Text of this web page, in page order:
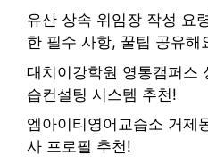
유산 상속 위임장 작성 요
한 필수 사항, 꿀팁 공유해
대치이강학원 영통캠퍼스
습컨설팅 시스템 추천!
엠아이티영어교습소 거제
사 프로필 추천!